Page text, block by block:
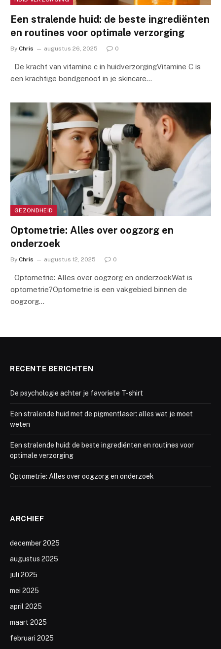
Een stralende huid: de beste ingrediënten
en routines voor optimale verzorging
By Chris augustus 26, 2025 0
De kracht van vitamine c in huidverzorgingVitamine C is
een krachtige bondgenoot in je skincare…
GEZONDHEID
Optometrie: Alles over oogzorg en
onderzoek
By Chris augustus 12, 2025 0
Optometrie: Alles over oogzorg en onderzoekWat is
optometrie?Optometrie is een vakgebied binnen de
oogzorg…
RECENTE BERICHTEN
De psychologie achter je favoriete T-shirt
Een stralende huid met de pigmentlaser: alles wat je moet
weten
Een stralende huid: de beste ingrediënten en routines voor
optimale verzorging
Optometrie: Alles over oogzorg en onderzoek
ARCHIEF
december 2025
augustus 2025
juli 2025
mei 2025
april 2025
maart 2025
februari 2025